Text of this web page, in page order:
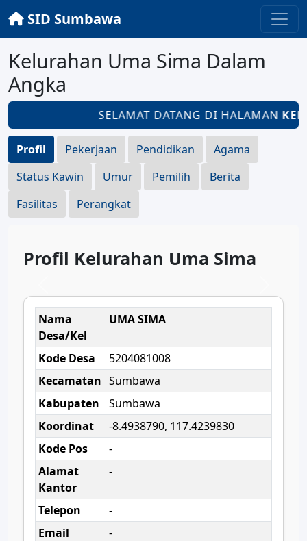
SID Sumbawa
Kelurahan Uma Sima Dalam
Angka
SELAMAT DATANG DI HALAMAN
Profil Pekerjaan Pendidikan
Agama
Status Kawin
Umur Pemilih
Berita
Fasilitas
Perangkat
Profil Kelurahan Uma Sima
Nama
Desa/Kel
UMA SIMA
Kode Desa
5204081008
Kecamatan Sumbawa
Kabupaten
Sumbawa
Koordinat
-8.4938790, 117.4239830
Kode Pos
-
Alamat
Kantor
-
Telepon
-
Email
-